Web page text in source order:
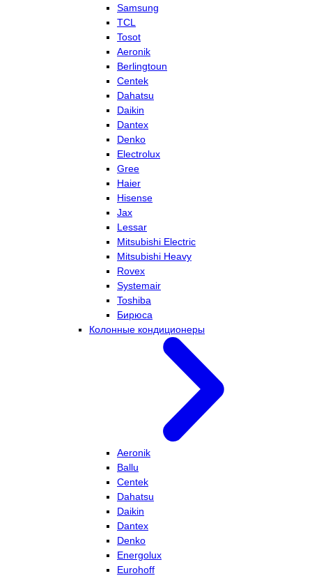
Samsung
TCL
Tosot
Aeronik
Berlingtoun
Centek
Dahatsu
Daikin
Dantex
Denko
Electrolux
Gree
Haier
Hisense
Jax
Lessar
Mitsubishi Electric
Mitsubishi Heavy
Rovex
Systemair
Toshiba
Бирюса
Колонные кондиционеры
Aeronik
Ballu
Centek
Dahatsu
Daikin
Dantex
Denko
Energolux
Eurohoff